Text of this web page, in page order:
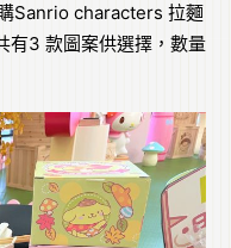
Sanrio characters 拉麵
有3 款圖案供選擇，數量